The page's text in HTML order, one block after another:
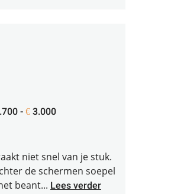
- € 3.000
niet snel van je stuk.
de schermen soepel
beant... Lees verder